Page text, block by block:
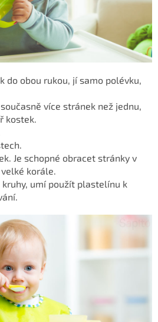
do obou rukou, jí samo polévku,
více stránek než jednu,
kostek.
Je schopné obracet stránky v
korále.
umí použít plastelínu k